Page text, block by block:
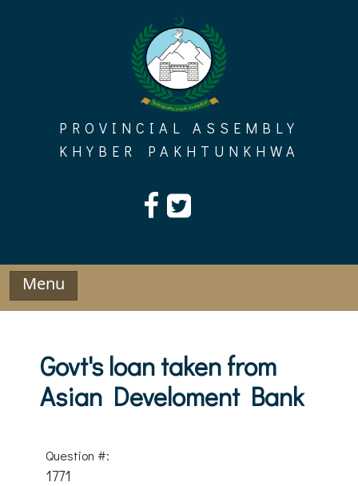
PROVINCIAL ASSEMBLY
KHYBER PAKHTUNKHWA
Menu
Govt's loan taken from
Asian Develoment Bank
Question #:
1771